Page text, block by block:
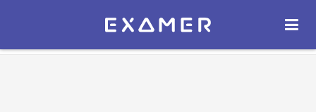
Экзамер — ЕГЭ 2027
ОТКРЫТЬ